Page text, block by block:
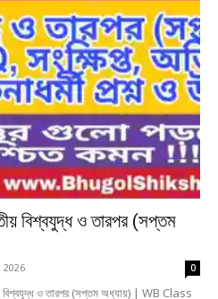
বিশ্বযুদ্ধ ও তারপর (সপ্তম
2026 0
বিশ্বযুদ্ধ ও তারপর (সপ্তম অধ্যায়) | WB Class